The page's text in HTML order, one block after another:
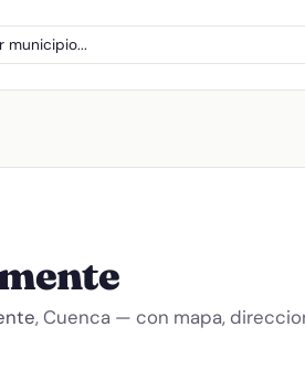
municipio...
, Cuenca — con mapa,